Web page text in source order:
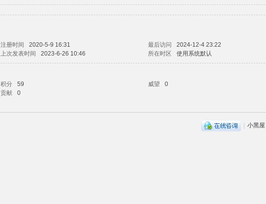
注册时间 2020-5-9 16:31 最后访问
2024-12-4 23:22
上次发表时间 2023-6-26 10:46 所在时区 使用系统默认
积分 59 威望
0
贡献 0
| 小黑屋